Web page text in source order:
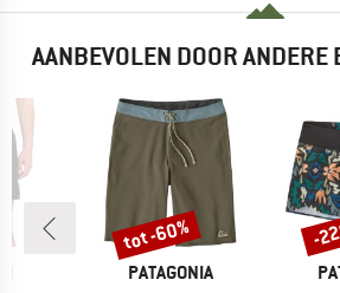
AANBEVOLEN DOOR ANDERE
MERK
PATAGONIA
Korting
tot -60% -